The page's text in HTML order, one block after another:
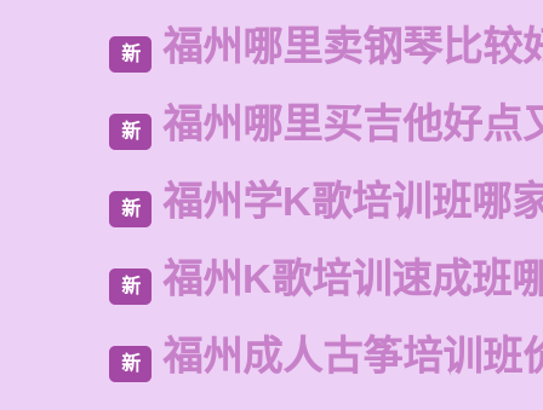
新 福州哪里卖钢琴比较
新 福州哪里买吉他好点
新 福州学K歌培训班哪
新 福州K歌培训速成班
新 福州成人古筝培训班